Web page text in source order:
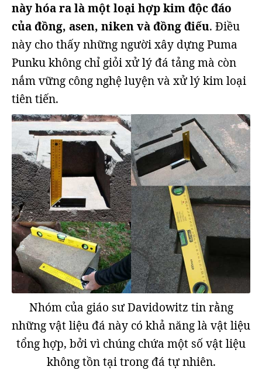
này hóa ra là một loại hợp kim độc đáo
của đồng, asen, niken và đồng điếu. Điều
này cho thấy những người xây dựng Puma
Punku không chỉ giỏi xử lý đá tảng mà còn
nắm vững công nghệ luyện và xử lý kim loại
tiên tiến.
Nhóm của giáo sư Davidowitz tin rằng
những vật liệu đá này có khả năng là vật liệu
tổng hợp, bởi vì chúng chứa một số vật liệu
không tồn tại trong đá tự nhiên.